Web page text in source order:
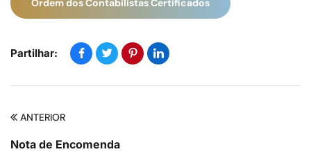
Ordem dos Contabilistas Certificados
Partilhar:
ANTERIOR
Nota de Encomenda